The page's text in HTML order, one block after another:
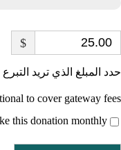
$
حدد المبلغ الذي تريد
to cover gateway fees.
this donation monthly